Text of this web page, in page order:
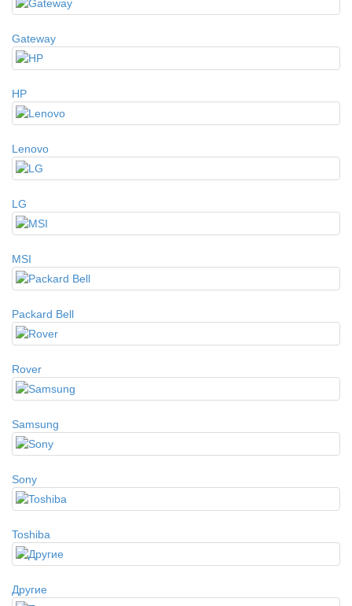
Gateway
HP
Lenovo
LG
MSI
Packard Bell
Rover
Samsung
Sony
Toshiba
Другие